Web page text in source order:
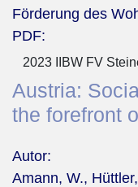
Förderung des
PDF:
2023 IIBW FV
Austria:
the forefront
Autor:
Amann, W.,